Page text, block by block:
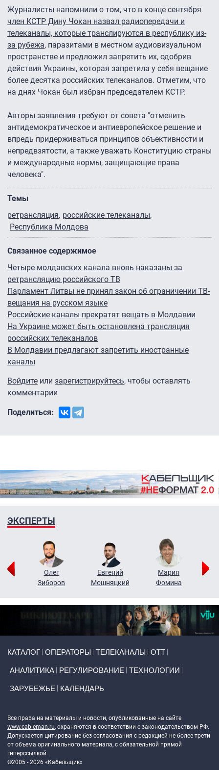
Журналисты напомнили о том, что в конце сентября
член КСТР Дину Чокан назвал радиопередачи и
телеканалы, которые транслируются в республику из-
за рубежа, паразитами в местном аудиовизуальном
пространстве и предложил запретить их, одобрив
действия Украины, которая запретила у себя вещание
более десятка российских телеканалов. Отметим, что
на днях Чокан был избран председателем КСТР.
Авторы заявления требуют от совета "отменить
антидемократическое и антиевропейское решение и
впредь придерживаться принципов объективности и
непредвзятости, а также уважать Конституцию страны
и международные нормы, защищающие права
человека".
Темы
ретрансляция российские телеканалы
Республика Молдова
Связанное содержимое
Четыре молдавских канала вновь наказаны за
ретрансляцию российского ТВ
Парламент Литвы не принял закон об ограничении ТВ-
вещания на русском языке
Российские каналы прекратят вещать в Молдавии
На Украине может быть остановлена трансляция
российских телеканалов
В Молдавии предлагают запретить иностранные
каналы
Войдите или зарегистрируйтесь, чтобы оставлять
комментарии
Поделиться:
ЭКСПЕРТЫ
Олег
Зиборов
Евгений
Мошняцкий
Мария
Фомина
КАТАЛОГ ОПЕРАТОРЫ ТЕЛЕКАНАЛЫ ОТТ
АНАЛИТИКА РЕГУЛИРОВАНИЕ ТЕХНОЛОГИИ
ЗАРУБЕЖЬЕ КАЛЕНДАРЬ
Все права на материалы и новости, опубликованные на сайте
www.cableman.ru, охраняются в соответствии с законодательством РФ.
Допускается цитирование без согласования с редакцией не более трети
от объема оригинального материала, с обязательной прямой
гиперссылкой.
©2005 - 2026 «Кабельщик»